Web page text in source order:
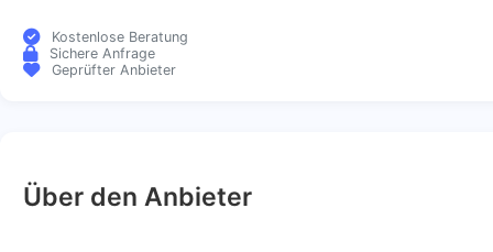
Kostenlose Beratung
Sichere Anfrage
Geprüfter Anbieter
Über den Anbieter